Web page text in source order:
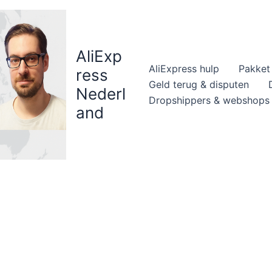
AliExp
ress
Nederl
and
AliExpress hulp
Geld terug & disputen
Dropshippers & webshops